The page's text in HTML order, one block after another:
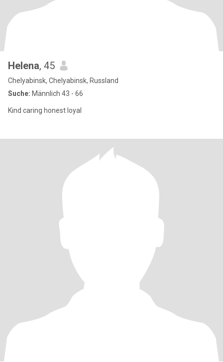
Helena, 45
Chelyabinsk, Chelyabinsk, Russland
Suche: Männlich 43 - 66
Kind caring honest loyal